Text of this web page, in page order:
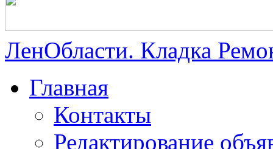
ЛенОбласти. Кладка
Главная
Контакты
Редактирование